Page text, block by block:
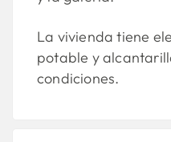
La vivienda tiene
potable y
condiciones.